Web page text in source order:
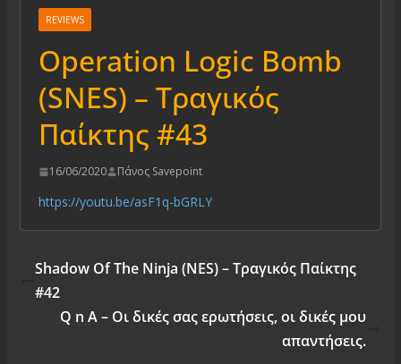
REVIEWS
Operation Logic Bomb
(SNES) – Τραγικός
Παίκτης #43
16/06/2020 Πάνος Savepoint
https://youtu.be/asF1q-bGRLY
Shadow Of The Ninja (NES) – Τραγικός Παίκτης
#42
Q n A – Οι δικές σας ερωτήσεις, οι δικές μου
απαντήσεις.